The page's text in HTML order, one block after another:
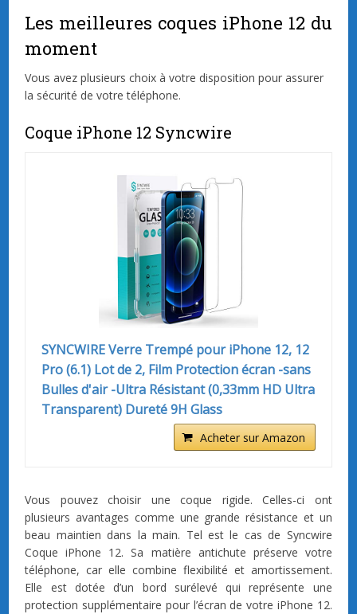
Les meilleures coques iPhone 12 du
moment
Vous avez plusieurs choix à votre disposition pour assurer
la sécurité de votre téléphone.
Coque iPhone 12 Syncwire
SYNCWIRE Verre Trempé pour iPhone 12, 12
Pro (6.1) Lot de 2, Film Protection écran -sans
Bulles d'air -Ultra Résistant (0,33mm HD Ultra
Transparent) Dureté 9H Glass
Acheter sur Amazon
Vous pouvez choisir une coque rigide. Celles-ci ont
plusieurs avantages comme une grande résistance et un
beau maintien dans la main. Tel est le cas de Syncwire
Coque iPhone 12. Sa matière antichute préserve votre
téléphone, car elle combine flexibilité et amortissement.
Elle est dotée d’un bord surélevé qui représente une
protection supplémentaire pour l’écran de votre iPhone 12.